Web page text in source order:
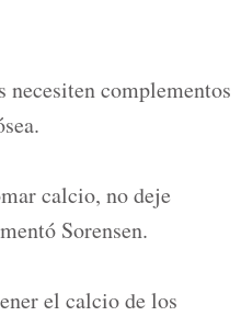
necesiten complementos
calcio, no deje
Sorensen.
el calcio de los